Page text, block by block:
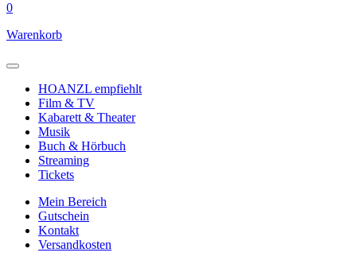
0
Warenkorb
HOANZL empfiehlt
Film & TV
Kabarett & Theater
Musik
Buch & Hörbuch
Streaming
Tickets
Mein Bereich
Gutschein
Kontakt
Versandkosten